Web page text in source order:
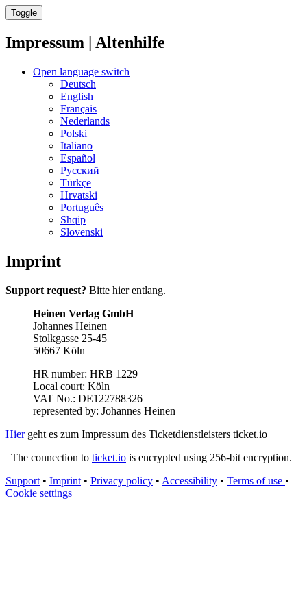
Toggle
Impressum | Altenhilfe
Open language switch
Deutsch
English
Français
Nederlands
Polski
Italiano
Español
Русский
Türkçe
Hrvatski
Português
Shqip
Slovenski
Imprint
Support request? Bitte hier entlang.
Heinen Verlag GmbH
Johannes Heinen
Stolkgasse 25-45
50667 Köln
HR number: HRB 1229
Local court: Köln
VAT No.: DE122788326
represented by: Johannes Heinen
Hiergeht es zum Impressum des Ticketdienstleisters ticket.io
The connection to ticket.io is encrypted using 256-bit encryption.
Support • Imprint • Privacy policy • Accessibility • Terms of use •
Cookie settings